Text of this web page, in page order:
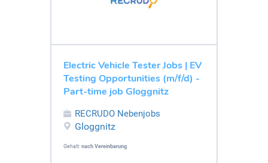
Electric Vehicle Tester Jobs | EV
Testing Opportunities (m/f/d) -
Part-time job Gloggnitz
RECRUDO Nebenjobs
Gloggnitz
Gehalt: nach Vereinbarung